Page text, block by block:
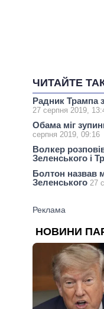
ЧИТАЙТЕ
Радник Трампа
27 серпня 2019,
Обама міг
серпня 2019, 09:16
Волкер
Зеленського і
Болтон назвав
Зеленського 27